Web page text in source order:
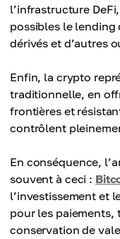
l’infrastructure
possibles le lending
dérivés et d’autres
Enfin, la crypto
traditionnelle, en
frontières et
contrôlent
En conséquence,
souvent à ceci :
l’investissement et
pour les paiements,
conservation de